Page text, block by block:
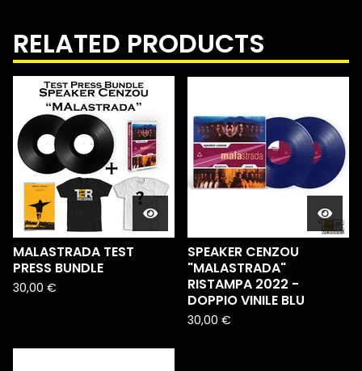
RELATED PRODUCTS
MALASTRADA TEST
PRESS BUNDLE
30,00 €
SPEAKER CENZOU
"MALASTRADA"
RISTAMPA 2022 -
DOPPIO VINILE BLU
30,00 €